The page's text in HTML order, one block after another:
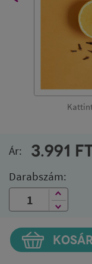
Ár: 3.991
Darabszám: